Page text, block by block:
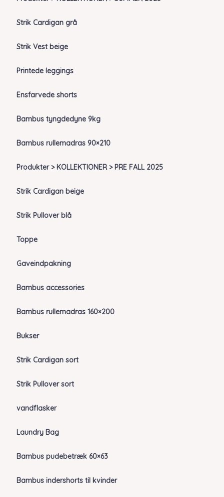
Strik Cardigan grå
Strik Vest beige
Printede leggings
Ensfarvede shorts
Bambus tyngdedyne 9kg
Bambus rullemadras 90×210
Produkter > KOLLEKTIONER > PRE FALL 2025
Strik Cardigan beige
Strik Pullover blå
Toppe
Gaveindpakning
Bambus accessories
Bambus rullemadras 160×200
Bukser
Strik Cardigan sort
Strik Pullover sort
vandflasker
Laundry Bag
Bambus pudebetræk 60×63
Bambus indershorts til kvinder